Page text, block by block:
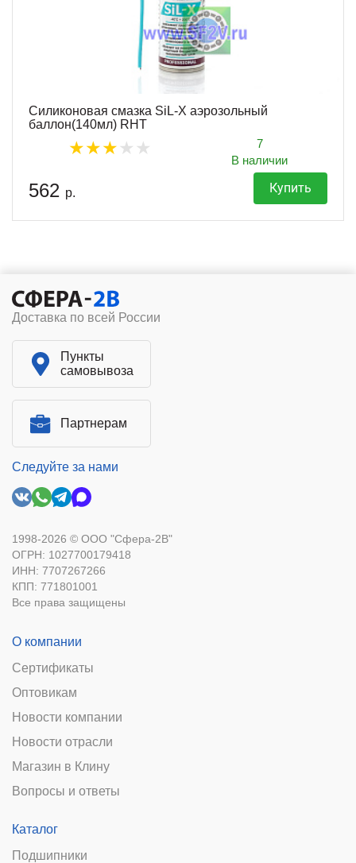
Силиконовая смазка SiL-X аэрозольный
баллон(140мл) RHT
7
В наличии
562 р. Купить
Доставка по всей России
Пункты
самовывоза
Партнерам
Следуйте за нами
1998-2026 © ООО "Сфера-2В"
ОГРН: 1027700179418
ИНН: 7707267266
КПП: 771801001
Все права защищены
О компании
Сертификаты
Оптовикам
Новости компании
Новости отрасли
Магазин в Клину
Вопросы и ответы
Каталог
Подшипники